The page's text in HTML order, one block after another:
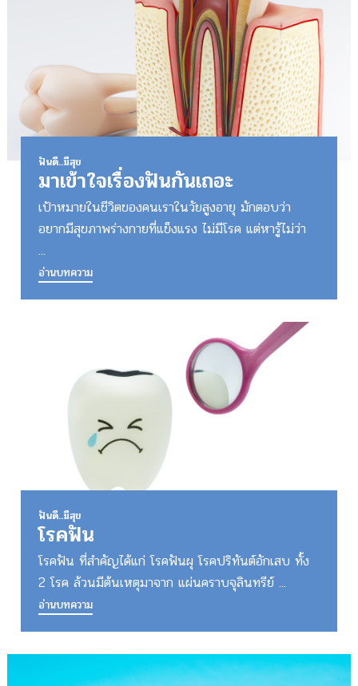
ฟันดี..มีสุข
มาเข้าใจเรื่องฟันกันเถอะ
เป้าหมายในชีวิตของคนเราในวัยสูงอายุ มักตอบว่า
อยากมีสุขภาพร่างกายที่แข็งแรง ไม่มีโรค แต่หารู้ไม่ว่า
...
อ่านบทความ
ฟันดี..มีสุข
โรคฟัน
โรคฟัน ที่สำคัญได้แก่ โรคฟันผุ โรคปริทันต์อักเสบ ทั้ง
2 โรค ล้วนมีต้นเหตุมาจาก แผ่นคราบจุลินทรีย์ ...
อ่านบทความ